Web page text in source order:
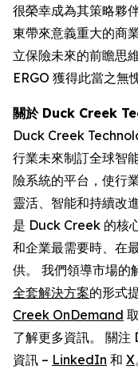
很榮幸成為其策略夥
東帶來意義重大的商
立保險未來的前瞻思
ERGO 獲得此當之無
關於 Duck Creek
Duck Creek
行業未來制訂全球智
險系統的平台，使行
靈活、智能和持續改
是 Duck Creek 的核
和企業最需要時、在
供。 我們領導市場的
全套解決方案的形式
Creek OnDemand
了解更多資訊。 關
資訊 – LinkedIn 和 X